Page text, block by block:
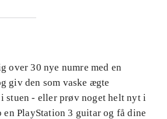
over 30 nye numre med en
giv den som vaske ægte
stuen - eller prøv noget helt nyt i
en PlayStation 3 guitar og få dine